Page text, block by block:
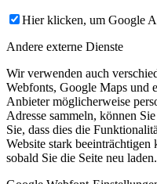
Hier klicken, um Google
Andere externe Dienste
Wir verwenden auch
Webfonts, Google Maps und
Anbieter möglicherweise
Adresse sammeln, können
Sie, dass dies die
Website stark
sobald Sie die Seite neu laden.